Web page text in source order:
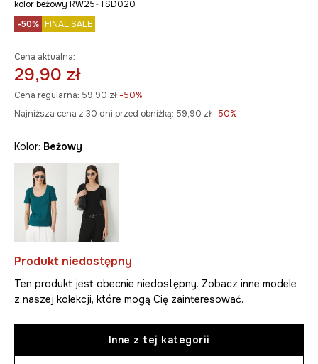
kolor beżowy RW25-TSD020
-50% FINAL SALE
Cena aktualna:
29,90 zł
Cena regularna: 59,90 zł -50%
Najniższa cena z 30 dni przed obniżką: 59,90 zł -50%
Kolor: beżowy
Produkt niedostępny
Ten produkt jest obecnie niedostępny. Zobacz inne modele
z naszej kolekcji, które mogą Cię zainteresować.
Inne z tej kategorii